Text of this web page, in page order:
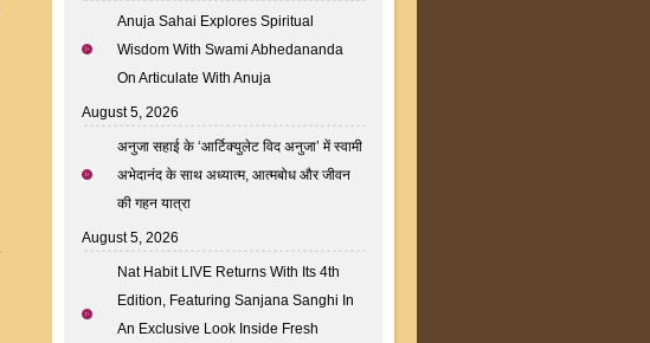
Anuja Sahai Explores Spiritual
Wisdom With Swami Abhedananda
On Articulate With Anuja
August 5, 2026
अनुजा सहाई के ‘आर्टिक्युलेट विद अनुजा’ में स्वामी
अभेदानंद के साथ अध्यात्म, आत्मबोध और जीवन
की गहन यात्रा
August 5, 2026
Nat Habit LIVE Returns With Its 4th
Edition, Featuring Sanjana Sanghi In
An Exclusive Look Inside Fresh